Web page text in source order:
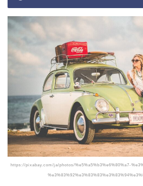
https://pixabay.com/ja/photos/%e5%a5%b3%e6%80%a7-